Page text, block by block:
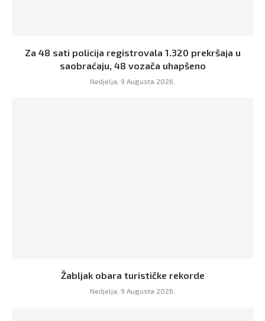
Za 48 sati policija registrovala 1.320 prekršaja u
saobraćaju, 48 vozača uhapšeno
Nedjelja, 9 Augusta 2026,
Žabljak obara turističke rekorde
Nedjelja, 9 Augusta 2026,